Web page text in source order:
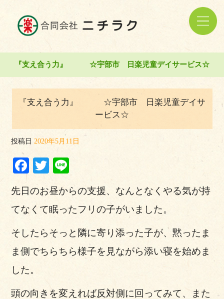
『支え合う力』 ☆宇部市 日楽児童デイサービス☆
『支え合う力』 ☆宇部市 日楽児童デイサ
ービス☆
投稿日 2020年5月11日
Facebook
Twitter
先日のお昼からの支援、なんとなくやる気が持
てなくて眠ったフリの子がいました。
そしたらそっと隣に寄り添った子が、黙ったま
ま側でちらちら様子を見ながら添い寝を始めま
した。
頭の向きを変えれば反対側に回ってみて、また